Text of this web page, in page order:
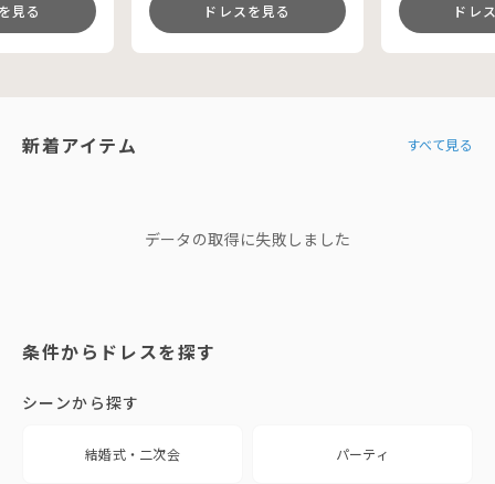
見る ドレスを見る ドレ
新着アイテム すべて見る
データの取得に失敗しました
条件からドレスを探す
シーンから探す
結婚式・二次会 パーティ